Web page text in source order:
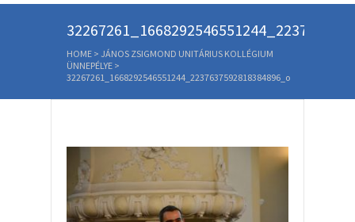
HOME > JÁNOS ZSIGMOND UNITÁRIUS KOLLÉGIUM
ÜNNEPÉLYE >
32267261_1668292546551244_2237637592818384896_o